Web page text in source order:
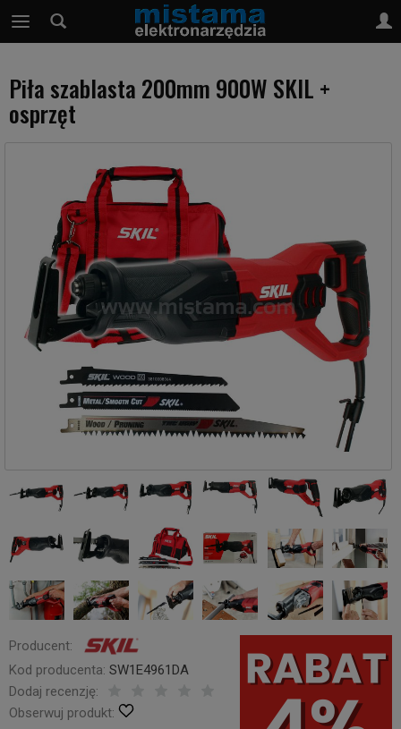
Piła szablasta 200mm 900W SKIL +
osprzęt
Producent:
Kod producenta: SW1E4961DA
Dodaj recenzję:
Obserwuj produkt: